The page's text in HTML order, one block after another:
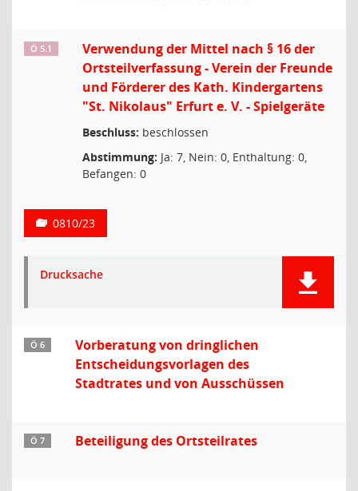
Ö 5.1
Verwendung der Mittel nach § 16 der
Ortsteilverfassung - Verein der Freunde
und Förderer des Kath. Kindergartens
"St. Nikolaus" Erfurt e. V. - Spielgeräte
Beschluss: beschlossen
Abstimmung: Ja: 7, Nein: 0, Enthaltung: 0,
Befangen: 0
0810/23
Drucksache
Ö 6
Vorberatung von dringlichen
Entscheidungsvorlagen des
Stadtrates und von Ausschüssen
Ö 7 Beteiligung des Ortsteilrates